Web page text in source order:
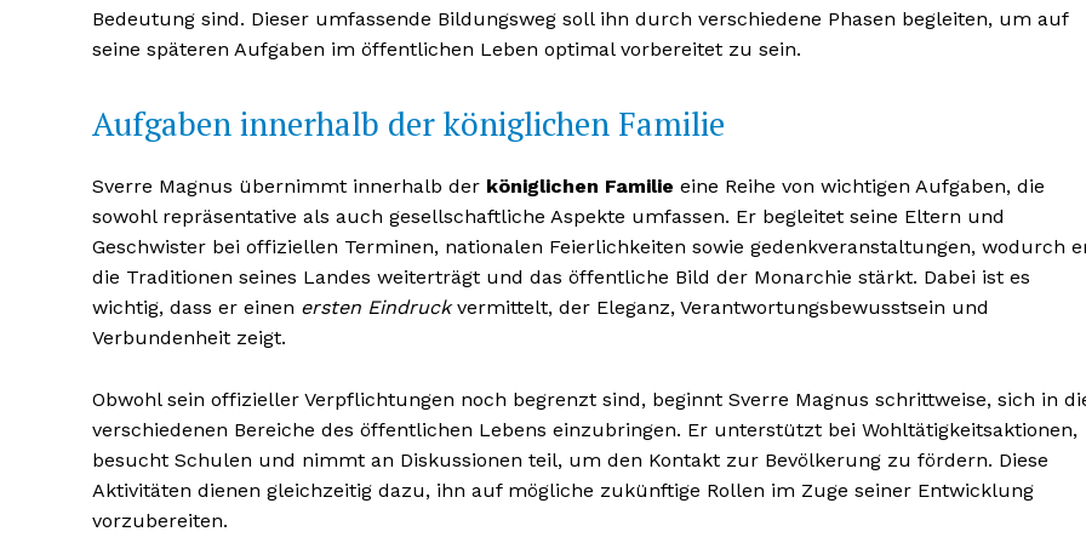
Bedeutung sind. Dieser umfassende Bildungsweg soll ihn durch verschiedene Phasen begleiten, um auf
seine späteren Aufgaben im öffentlichen Leben optimal vorbereitet zu sein.
Aufgaben innerhalb der königlichen Familie
Sverre Magnus übernimmt innerhalb der königlichen Familie eine Reihe von wichtigen Aufgaben, die
sowohl repräsentative als auch gesellschaftliche Aspekte umfassen. Er begleitet seine Eltern und
Geschwister bei offiziellen Terminen, nationalen Feierlichkeiten sowie gedenkveranstaltungen, wodurch
die Traditionen seines Landes weiterträgt und das öffentliche Bild der Monarchie stärkt. Dabei ist es
wichtig, dass er einen ersten Eindruckvermittelt, der Eleganz, Verantwortungsbewusstsein und
Verbundenheit zeigt.
Obwohl sein offizieller Verpflichtungen noch begrenzt sind, beginnt Sverre Magnus schrittweise, sich in
verschiedenen Bereiche des öffentlichen Lebens einzubringen. Er unterstützt bei Wohltätigkeitsaktionen,
besucht Schulen und nimmt an Diskussionen teil, um den Kontakt zur Bevölkerung zu fördern. Diese
Aktivitäten dienen gleichzeitig dazu, ihn auf mögliche zukünftige Rollen im Zuge seiner Entwicklung
vorzubereiten.